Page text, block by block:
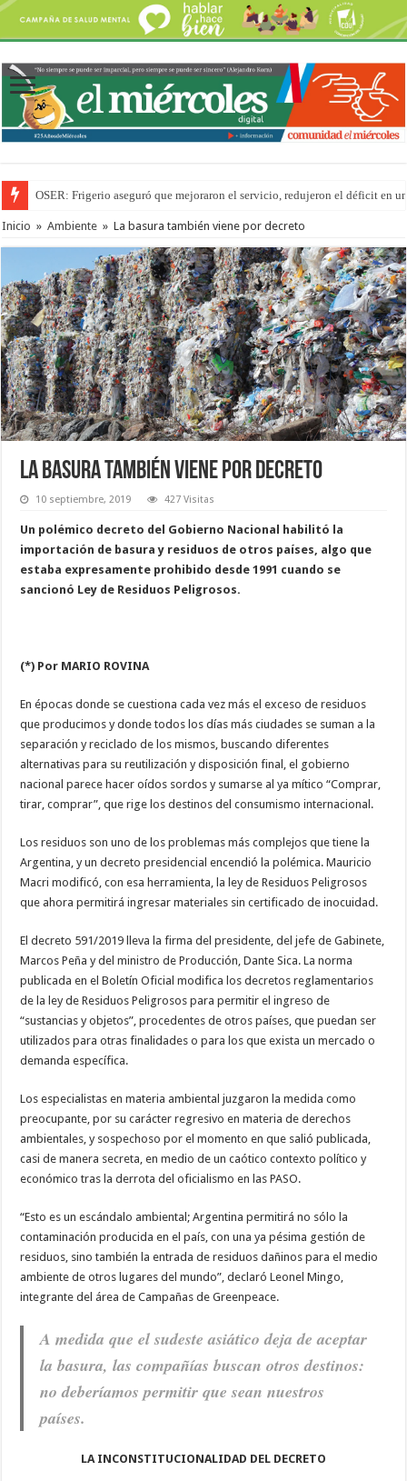
OSER: Frigerio aseguró que mejoraron el servicio, redujeron el déficit en
Por primera vez hicieron una cirugía de reconstrucción torácica en el
Inicio » Ambiente » La basura también viene por decreto
La basura también viene por decreto
10 septiembre, 2019 427 Visitas
Un polémico decreto del Gobierno Nacional habilitó la
importación de basura y residuos de otros países, algo que
estaba expresamente prohibido desde 1991 cuando se
sancionó Ley de Residuos Peligrosos.
(*) Por MARIO ROVINA
En épocas donde se cuestiona cada vez más el exceso de residuos
que producimos y donde todos los días más ciudades se suman a la
separación y reciclado de los mismos, buscando diferentes
alternativas para su reutilización y disposición final, el gobierno
nacional parece hacer oídos sordos y sumarse al ya mítico “Comprar,
tirar, comprar”, que rige los destinos del consumismo internacional.
Los residuos son uno de los problemas más complejos que tiene la
Argentina, y un decreto presidencial encendió la polémica. Mauricio
Macri modificó, con esa herramienta, la ley de Residuos Peligrosos
que ahora permitirá ingresar materiales sin certificado de inocuidad.
El decreto 591/2019 lleva la firma del presidente, del jefe de Gabinete,
Marcos Peña y del ministro de Producción, Dante Sica. La norma
publicada en el Boletín Oficial modifica los decretos reglamentarios
de la ley de Residuos Peligrosos para permitir el ingreso de
“sustancias y objetos”, procedentes de otros países, que puedan ser
utilizados para otras finalidades o para los que exista un mercado o
demanda específica.
Los especialistas en materia ambiental juzgaron la medida como
preocupante, por su carácter regresivo en materia de derechos
ambientales, y sospechoso por el momento en que salió publicada,
casi de manera secreta, en medio de un caótico contexto político y
económico tras la derrota del oficialismo en las PASO.
“Esto es un escándalo ambiental; Argentina permitirá no sólo la
contaminación producida en el país, con una ya pésima gestión de
residuos, sino también la entrada de residuos dañinos para el medio
ambiente de otros lugares del mundo”, declaró Leonel Mingo,
integrante del área de Campañas de Greenpeace.
A medida que el sudeste asiático deja de aceptar
la basura, las compañías buscan otros destinos:
no deberíamos permitir que sean nuestros
países.
LA INCONSTITUCIONALIDAD DEL DECRETO